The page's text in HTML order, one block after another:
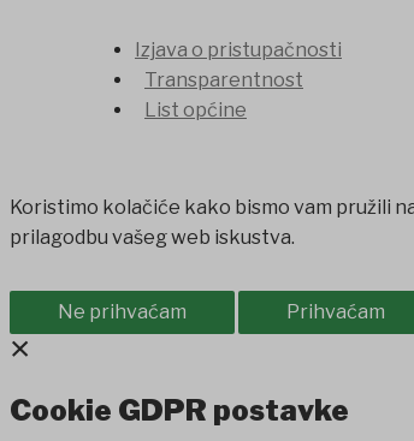
Izjava o pristupačnosti
Transparentnost
List općine
Koristimo kolačiće kako bismo vam pružili
prilagodbu vašeg web iskustva.
Ne prihvaćam Prihvaćam
×
Cookie GDPR postavke